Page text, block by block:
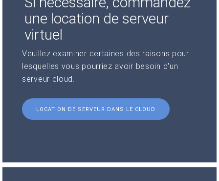
une location de serveur
virtuel
Veuillez examiner certaines des raisons pour
lesquelles vous pourriez avoir besoin d'un
serveur cloud.
LOCATION DE SERVEUR DANS LE CLOUD